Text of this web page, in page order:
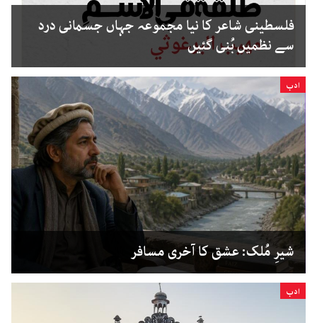
فلسطینی شاعر کا نیا مجموعہ جہاں جسمانی درد
سے نظمیں بُنی گئیں
ادب
شیرِ مُلک: عشق کا آخری مسافر
ادب